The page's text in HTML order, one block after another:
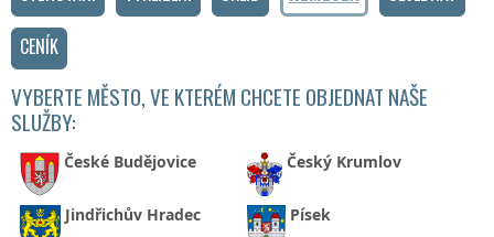
CENÍK
VYBERTE MĚSTO, VE KTERÉM CHCETE OBJEDNAT NAŠE
SLUŽBY:
České Budějovice Český Krumlov
Jindřichův Hradec Písek